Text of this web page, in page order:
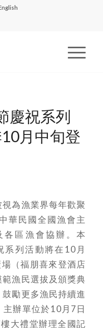
慶祝系列
月中旬登
為漁業界每年歡聚
華民國全國漁會主
區漁會協辦。本
系列活動將在10月
（福朋喜來登酒店
漁民選拔及頒獎典
勵更多漁民持續進
辦單位於10月7日
大禮堂辦理全國記